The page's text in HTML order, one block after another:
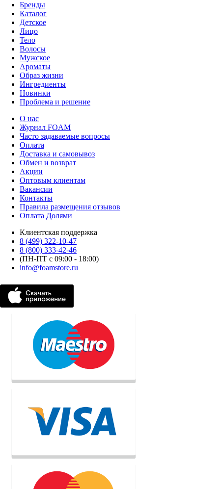
Бренды
Каталог
Детское
Лицо
Тело
Волосы
Мужское
Ароматы
Образ жизни
Ингредиенты
Новинки
Проблема и решение
О нас
Журнал FOAM
Часто задаваемые вопросы
Оплата
Доставка и самовывоз
Обмен и возврат
Акции
Оптовым клиентам
Вакансии
Контакты
Правила размещения отзывов
Оплата Долями
Клиентская поддержка
8 (499) 322-10-47
8 (800) 333-42-46
(ПН-ПТ с 09:00 - 18:00)
info@foamstore.ru